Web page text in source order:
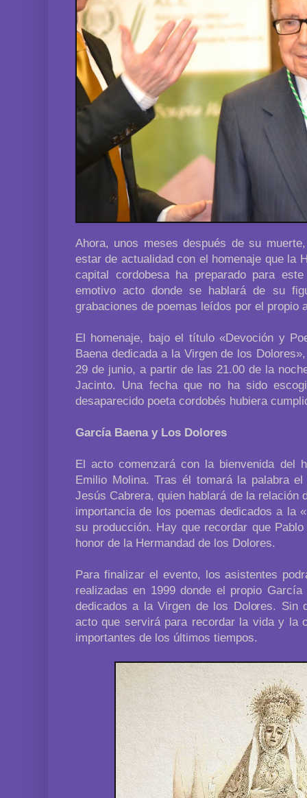
Ahora, unos meses después de su
estar de actualidad con el homenaje que la
capital cordobesa ha preparado para
emotivo acto donde se hablará de su
grabaciones de poemas leídos por el propio
El homenaje, bajo el título «Devoción y
Baena dedicada a la Virgen de los
29 de junio, a partir de las 21.00 de la
Jacinto. Una fecha que no ha sido
desaparecido poeta cordobés hubiera
García Baena y Los Dolores
El acto comenzará con la bienvenida del
Emilio Molina. Tras él tomará la palabra
Jesús Cabrera, quien hablará de la relación
importancia de los poemas dedicados a la
su producción. Hay que recordar que
honor de la Hermandad de los Dolores.
Para finalizar el evento, los asistentes
realizadas en 1999 donde el propio
dedicados a la Virgen de los Dolores. Sin
acto que servirá para recordar la vida y la
importantes de los últimos tiempos.